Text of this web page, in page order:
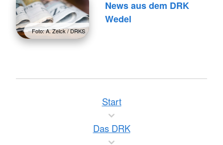
Foto: A. Zelck / DRKS
News aus dem DRK
Wedel
Start
Das DRK